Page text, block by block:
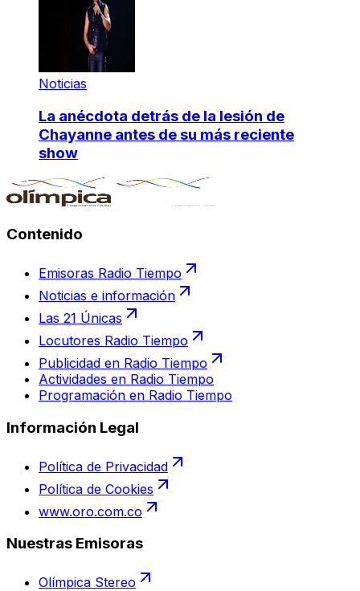
Noticias
La anécdota detrás de la lesión de
Chayanne antes de su más reciente
show
Contenido
Emisoras Radio Tiempo
Noticias e información
Las 21 Únicas
Locutores Radio Tiempo
Publicidad en Radio Tiempo
Actividades en Radio Tiempo
Programación en Radio Tiempo
Información Legal
Política de Privacidad
Política de Cookies
www.oro.com.co
Nuestras Emisoras
Olímpica Stereo